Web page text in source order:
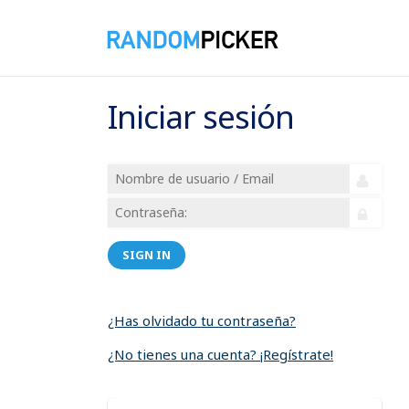
Iniciar sesión
SIGN IN
¿Has olvidado tu contraseña?
¿No tienes una cuenta? ¡Regístrate!